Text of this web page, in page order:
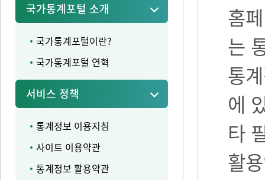
국가통계포털 소개
국가통계포털이란?
국가통계포털 연혁
서비스 정책
통계정보 이용지침
사이트 이용약관
통계정보 활용약관
홈
는
통
에
타
활